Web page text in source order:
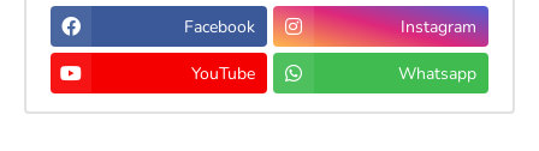
Facebook Instagram
YouTube Whatsapp